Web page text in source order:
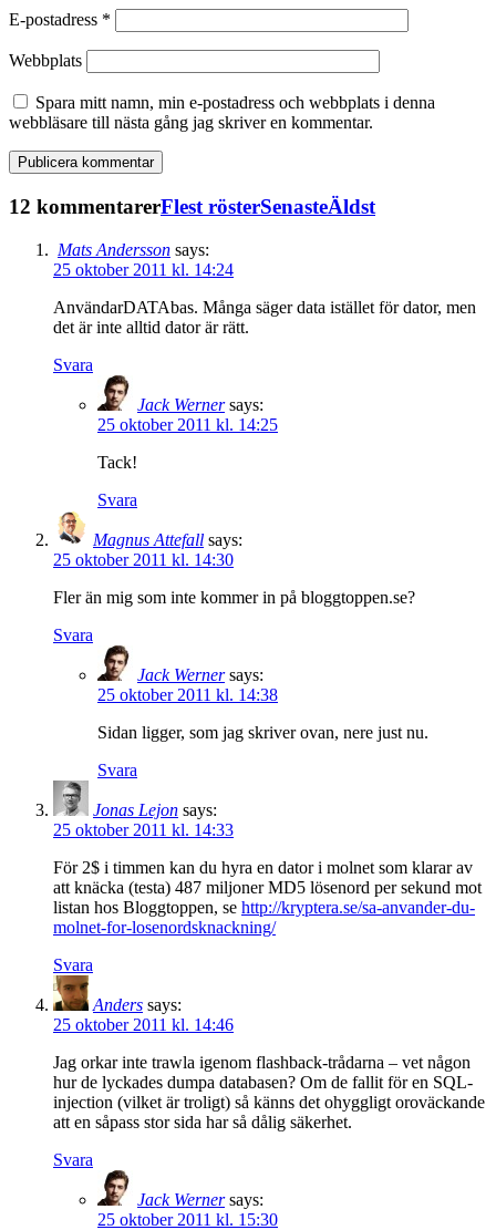
E-postadress *
Webbplats
Spara mitt namn, min e-postadress och webbplats i denna
webbläsare till nästa gång jag skriver en kommentar.
12 kommentarerFlest rösterSenasteÄldst
Mats Andersson says:
25 oktober 2011 kl. 14:24
AnvändarDATAbas. Många säger data istället för dator, men
det är inte alltid dator är rätt.
Svara
Jack Werner says:
25 oktober 2011 kl. 14:25
Tack!
Svara
Magnus Attefall says:
25 oktober 2011 kl. 14:30
Fler än mig som inte kommer in på bloggtoppen.se?
Svara
Jack Werner says:
25 oktober 2011 kl. 14:38
Sidan ligger, som jag skriver ovan, nere just nu.
Svara
Jonas Lejon says:
25 oktober 2011 kl. 14:33
För 2$ i timmen kan du hyra en dator i molnet som klarar av
att knäcka (testa) 487 miljoner MD5 lösenord per sekund mot
listan hos Bloggtoppen, se http://kryptera.se/sa-anvander-du-
molnet-for-losenordsknackning/
Svara
Anders says:
25 oktober 2011 kl. 14:46
Jag orkar inte trawla igenom flashback-trådarna – vet någon
hur de lyckades dumpa databasen? Om de fallit för en SQL-
injection (vilket är troligt) så känns det ohyggligt oroväckande
att en såpass stor sida har så dålig säkerhet.
Svara
Jack Werner says:
25 oktober 2011 kl. 15:30